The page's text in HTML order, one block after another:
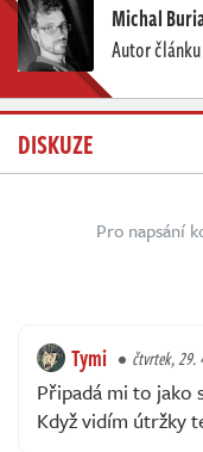
Michal
Autor
DISKUZE
Pro napsání
Tymi čtvrtek, 29.
Připadá mi to jako
Když vidím útržky